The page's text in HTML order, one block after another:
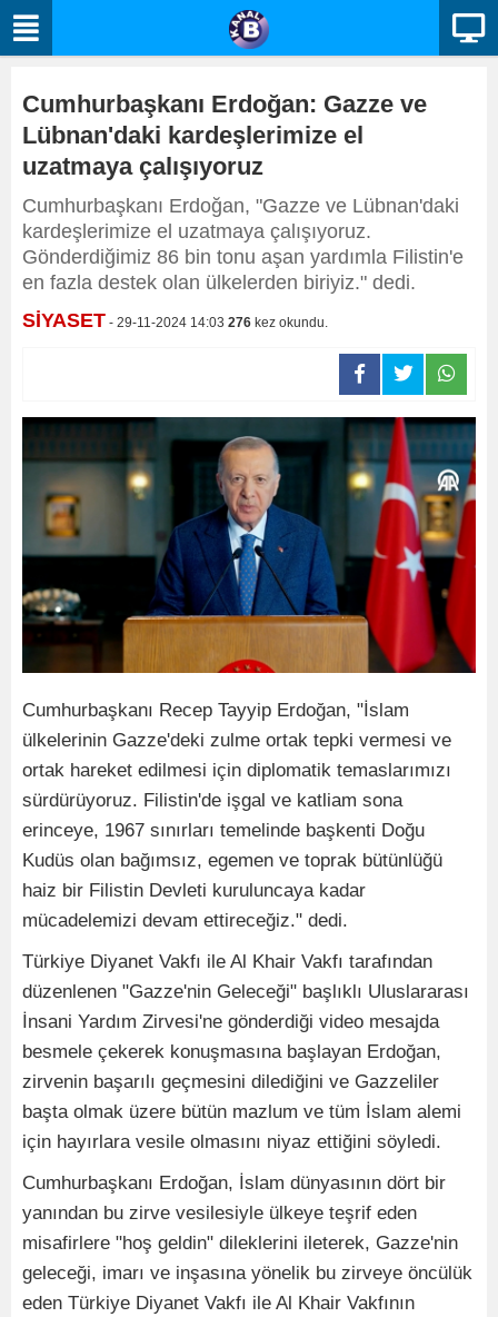
Cumhurbaşkanı Erdoğan: Gazze ve
Lübnan'daki kardeşlerimize el
uzatmaya çalışıyoruz
Cumhurbaşkanı Erdoğan, "Gazze ve Lübnan'daki
kardeşlerimize el uzatmaya çalışıyoruz.
Gönderdiğimiz 86 bin tonu aşan yardımla Filistin'e
en fazla destek olan ülkelerden biriyiz." dedi.
SİYASET - 29-11-2024 14:03 276 kez okundu.
Cumhurbaşkanı Recep Tayyip Erdoğan, "İslam
ülkelerinin Gazze'deki zulme ortak tepki vermesi ve
ortak hareket edilmesi için diplomatik temaslarımızı
sürdürüyoruz. Filistin'de işgal ve katliam sona
erinceye, 1967 sınırları temelinde başkenti Doğu
Kudüs olan bağımsız, egemen ve toprak bütünlüğü
haiz bir Filistin Devleti kuruluncaya kadar
mücadelemizi devam ettireceğiz." dedi.
Türkiye Diyanet Vakfı ile Al Khair Vakfı tarafından
düzenlenen "Gazze'nin Geleceği" başlıklı Uluslararası
İnsani Yardım Zirvesi'ne gönderdiği video mesajda
besmele çekerek konuşmasına başlayan Erdoğan,
zirvenin başarılı geçmesini dilediğini ve Gazzeliler
başta olmak üzere bütün mazlum ve tüm İslam alemi
için hayırlara vesile olmasını niyaz ettiğini söyledi.
Cumhurbaşkanı Erdoğan, İslam dünyasının dört bir
yanından bu zirve vesilesiyle ülkeye teşrif eden
misafirlere "hoş geldin" dileklerini ileterek, Gazze'nin
geleceği, imarı ve inşasına yönelik bu zirveye öncülük
eden Türkiye Diyanet Vakfı ile Al Khair Vakfının